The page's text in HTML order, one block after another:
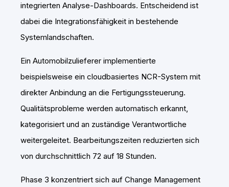
integrierten Analyse-Dashboards. Entscheidend ist
dabei die Integrationsfähigkeit in bestehende
Systemlandschaften.
Ein Automobilzulieferer implementierte
beispielsweise ein cloudbasiertes NCR-System mit
direkter Anbindung an die Fertigungssteuerung.
Qualitätsprobleme werden automatisch erkannt,
kategorisiert und an zuständige Verantwortliche
weitergeleitet. Bearbeitungszeiten reduzierten sich
von durchschnittlich 72 auf 18 Stunden.
Phase 3 konzentriert sich auf Change Management